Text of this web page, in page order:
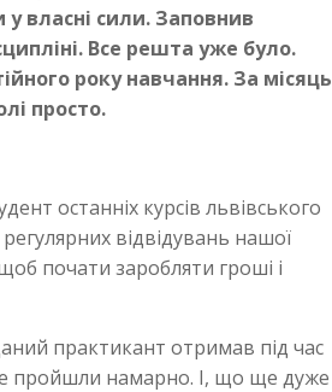
власні сили. Заповнив
Все решта уже було.
року навчання. За місяць
просто.
останніх курсів львівського
відвідувань нашої
почати заробляти гроші і
практикант отримав під час
пройшли намарно. І, що ще дуже